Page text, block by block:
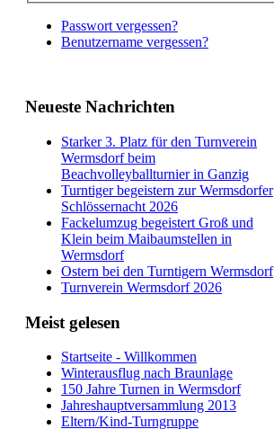
Passwort vergessen?
Benutzername vergessen?
Neueste Nachrichten
Starker 3. Platz für den Turnverein
Wermsdorf beim
Beachvolleyballturnier in Ganzig
Turntiger begeistern zur Wermsdorfer
Schlössernacht 2026
Fackelumzug begeistert Groß und
Klein beim Maibaumstellen in
Wermsdorf
Ostern bei den Turntigern Wermsdorf
Turnverein Wermsdorf 2026
Meist gelesen
Startseite - Willkommen
Winterausflug nach Braunlage
150 Jahre Turnen in Wermsdorf
Jahreshauptversammlung 2013
Eltern/Kind-Turngruppe